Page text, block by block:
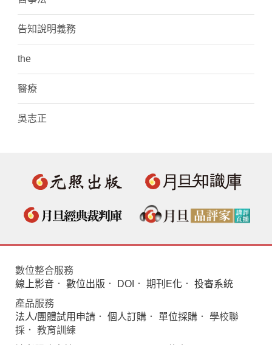
告知說明義務
the
醫療
吳志正
數位整合服務
線上影音 ． 數位出版 ． DOI ． 期刊E化 ． 投審系統
產品服務
法人/團體試用申請 ． 個人訂購 ． 單位採購 ． 學校聯
採． 教育訓練